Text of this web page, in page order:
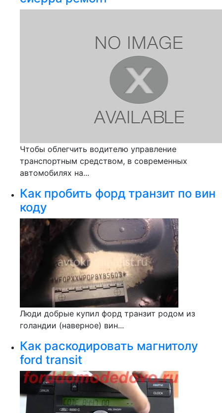
Чтобы облегчить водителю управление
транспортным средством, в современных
автомобилях на...
Как пробить форд транзит по вин
коду
Люди добрые купил форд транзит родом из
голандии (наверное) вин...
Как раскодировать магнитолу
ford transit